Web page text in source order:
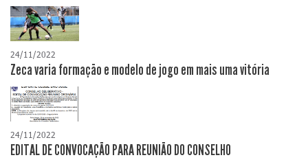
24/11/2022
Zeca varia formação e modelo de jogo em mais uma vitória
24/11/2022
EDITAL DE CONVOCAÇÃO PARA REUNIÃO DO CONSELHO